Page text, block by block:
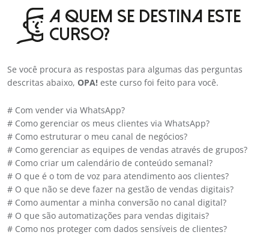
A QUEM SE DESTINA ESTE
CURSO?
Se você procura as respostas para algumas das perguntas
descritas abaixo, OPA! este curso foi feito para você.
# Com vender via WhatsApp?
# Como gerenciar os meus clientes via WhatsApp?
# Como estruturar o meu canal de negócios?
# Como gerenciar as equipes de vendas através de grupos?
# Como criar um calendário de conteúdo semanal?
# O que é o tom de voz para atendimento aos clientes?
# O que não se deve fazer na gestão de vendas digitais?
# Como aumentar a minha conversão no canal digital?
# O que são automatizações para vendas digitais?
# Como nos proteger com dados sensíveis de clientes?